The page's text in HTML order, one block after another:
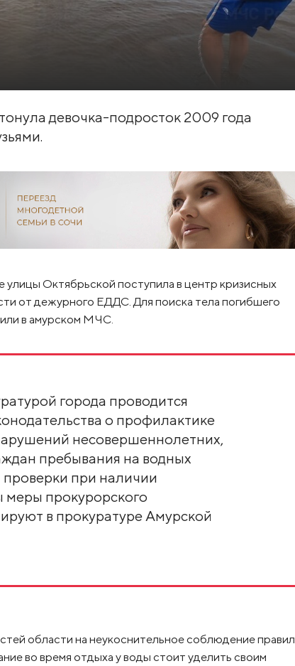
девочка-подросток 2009 года
Октябрьской поступила в центр кризисных
от дежурного ЕДДС. Для поиска тела погибшего
в амурском МЧС.
города проводится
о профилактике
несовершеннолетних,
пребывания на водных
проверки при наличии
меры прокурорского
в прокуратуре Амурской
области на неукоснительное соблюдение правил
во время отдыха у воды стоит уделить своим